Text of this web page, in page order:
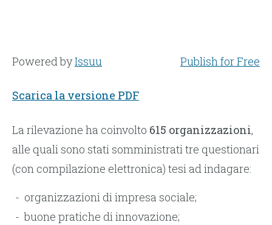
Powered byIssuu Publish for Free
Scarica la versione PDF
La rilevazione ha coinvolto 615 organizzazioni,
alle quali sono stati somministrati tre questionari
(con compilazione elettronica) tesi ad indagare:
organizzazioni di impresa sociale;
buone pratiche di innovazione;